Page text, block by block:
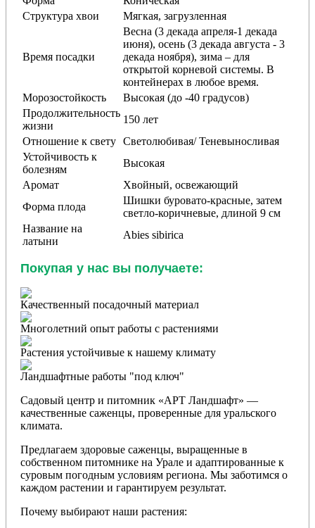
Структура хвои
Мягкая, загрузленная
Время посадки
Весна (3 декада апреля-1 декада
июня), осень (3 декада августа - 3
декада ноября), зима – для
открытой корневой системы. В
контейнерах в любое время.
Морозостойкость
Высокая (до -40 градусов)
Продолжительность
жизни
150 лет
Отношение к свету Светолюбивая/ Теневыносливая
Устойчивость к
болезням
Высокая
Аромат
Хвойный, освежающий
Форма плода
Шишки буровато-красные, затем
светло-коричневые, длиной 9 см
Название на
латыни
Abies sibirica
Покупая у нас вы получаете:
Качественный посадочный материал
Многолетний опыт работы с растениями
Растения устойчивые к нашему климату
Ландшафтные работы "под ключ"
Садовый центр и питомник «АРТ Ландшафт» —
качественные саженцы, проверенные для уральского
климата.
Предлагаем здоровые саженцы, выращенные в
собственном питомнике на Урале и адаптированные к
суровым погодным условиям региона. Мы заботимся о
каждом растении и гарантируем результат.
Почему выбирают наши растения: